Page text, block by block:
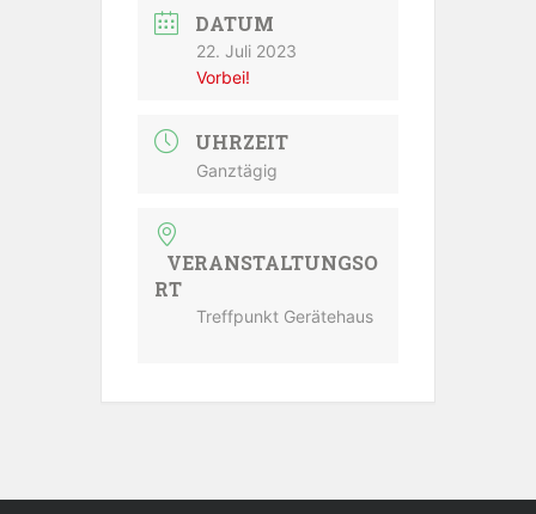
DATUM
22. Juli 2023
Vorbei!
UHRZEIT
Ganztägig
VERANSTALTUNGSO
RT
Treffpunkt Gerätehaus